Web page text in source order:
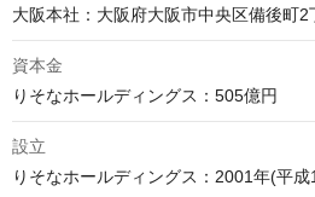
資本金
設立
りそなホールディングス：2001年(平